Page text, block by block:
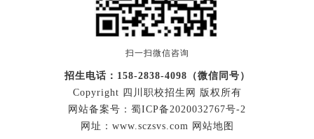
扫一扫微信咨询
招生电话：158-2838-4098（微信同号）
Copyright 四川职校招生网 版权所有
网站备案号： 蜀ICP备2020032767号-2
网址：www.sczsvs.com 网站地图